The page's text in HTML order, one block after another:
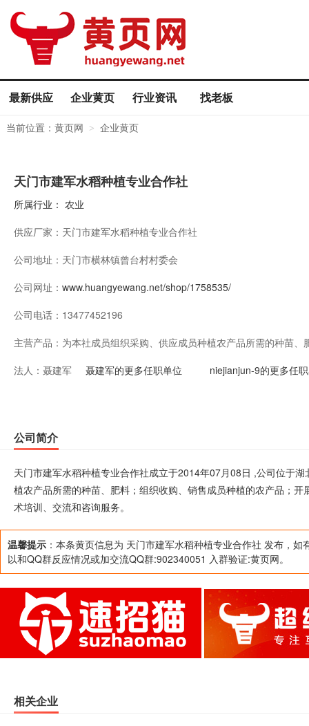
最新供应 企业黄页 行业资讯 找老板
当前位置： 黄页网 > 企业黄页
天门市建军水稻种植专业合作社
所属行业： 农业
供应厂家： 天门市建军水稻种植专业合作社
公司地址： 天门市横林镇曾台村村委会
公司网址： www.huangyewang.net/shop/1758535/
公司电话： 13477452196
主营产品： 为本社成员组织采购、供应成员种植农产品所需的种苗
产品；开展成员所需的运输、贮藏、包装等服务；引进
法人： 聂建军 聂建军的更多任职单位 niejianjun-9的更多任
公司简介
天门市建军水稻种植专业合作社成立于2014年07月08日 ,公司位于
植农产品所需的种苗、肥料；组织收购、销售成员种植的农产品；
术培训、交流和咨询服务。
温馨提示 ：本条黄页信息为 天门市建军水稻种植专业合作社 发布，如
以和QQ群反应情况或加交流QQ群:902340051 入群验证:黄页网。
相关企业